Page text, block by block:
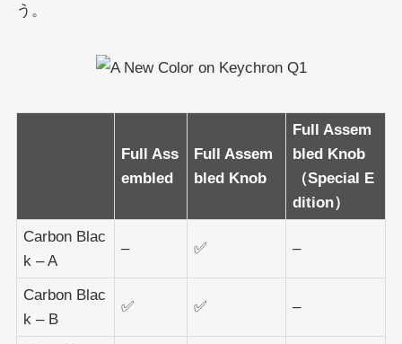
う。
Full Ass
embled
Full Assem
bled Knob
Full Assem
bled Knob
（Special E
dition）
Carbon Blac
k – A
– ✅ –
Carbon Blac
k – B
✅ ✅ –